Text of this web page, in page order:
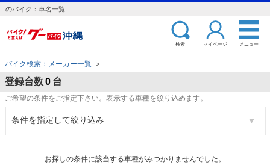
のバイク：車名一覧
検索 マイページ メニュー
バイク検索：メーカー一覧 ＞
登録台数0 台
ご希望の条件をご指定下さい。表示する車種を絞り込めます。
条件を指定して絞り込み
お探しの条件に該当する車種がみつかりませんでした。